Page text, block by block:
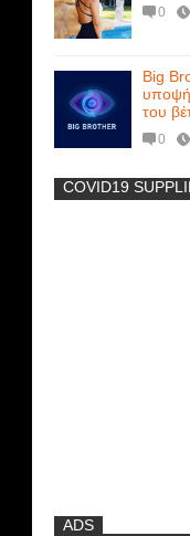
0
Big
του
0
-
COVID19
ADS